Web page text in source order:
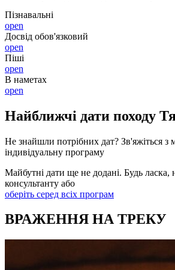
Пізнавальні
open
Досвід обов'язковий
open
Піші
open
В наметах
open
Найближчі дати походу
Не знайшли потрібних дат? Зв'яжіться з
індивідуальну програму
Майбутні дати ще не додані. Будь ласка,
консультанту або
оберіть серед всіх програм
ВРАЖЕННЯ НА ТРЕКУ